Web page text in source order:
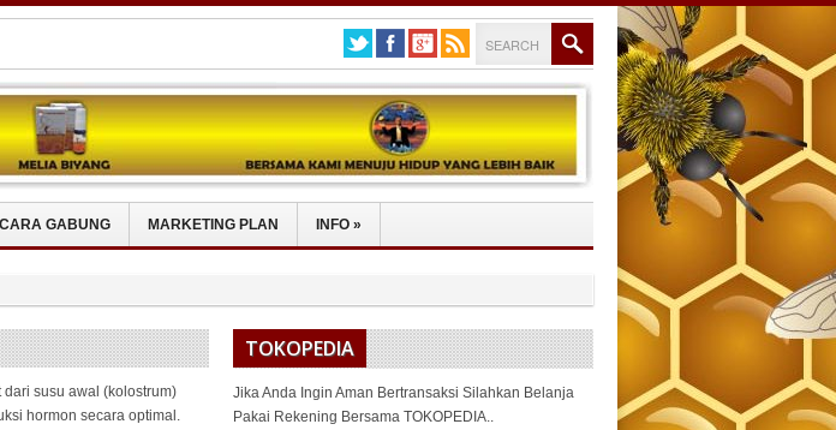
CARA GABUNG MARKETING PLAN INFO »
susu awal (kolostrum)
hormon secara optimal.
TOKOPEDIA
Jika Anda Ingin Aman Bertransaksi Silahkan Belanja
Pakai Rekening Bersama TOKOPEDIA..